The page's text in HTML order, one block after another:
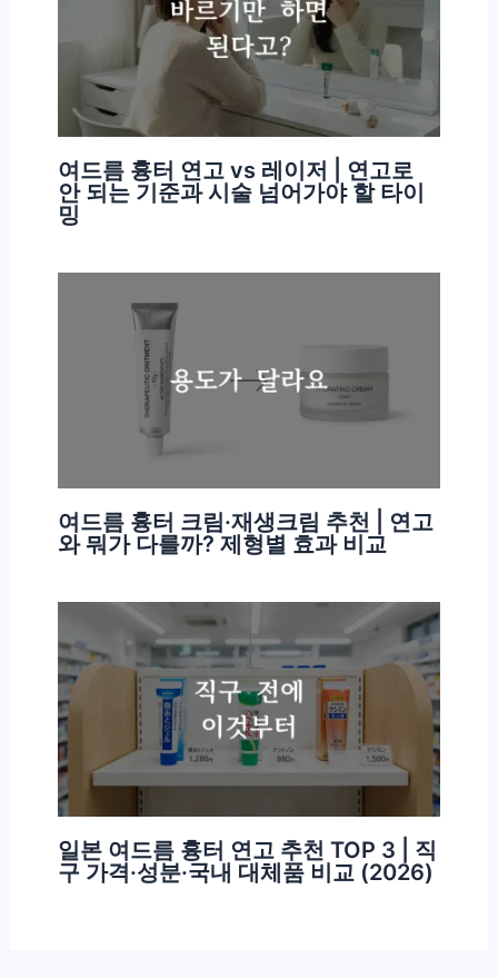
여드름 흉터 연고 vs 레이저 | 연고로
안 되는 기준과 시술 넘어가야 할 타이
밍
여드름 흉터 크림·재생크림 추천 | 연고
와 뭐가 다를까? 제형별 효과 비교
일본 여드름 흉터 연고 추천 TOP 3 | 직
구 가격·성분·국내 대체품 비교 (2026)